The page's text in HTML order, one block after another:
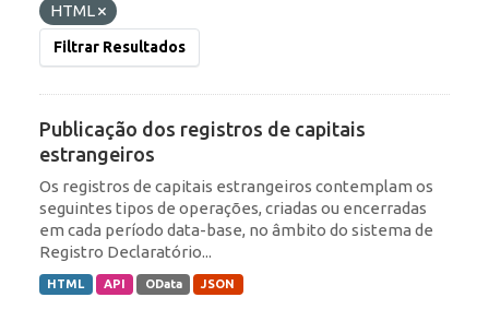
HTML
Filtrar Resultados
Publicação dos registros de capitais
estrangeiros
Os registros de capitais estrangeiros contemplam os
seguintes tipos de operações, criadas ou encerradas
em cada período data-base, no âmbito do sistema de
Registro Declaratório...
HTML API OData JSON